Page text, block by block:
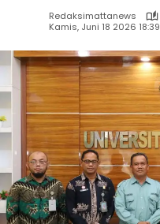
Redaksimattanews
Kamis, Juni 18 2026